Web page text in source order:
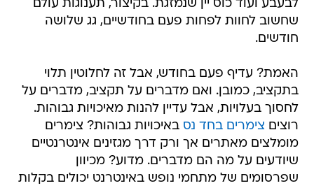
לבעבע ועוד כוס יין שנמזגת. בקיצור, תענוגות עולם
שחשוב לחוות לפחות פעם בחודשיים, גג שלושה
חודשים.
האמת? עדיף פעם בחודש, אבל זה לחלוטין תלוי
בתקציב, כמובן. ואם מדברים על תקציב, מדברים על
לחסוך בעלויות, אבל עדיין להנות מאיכויות גבוהות.
רוצים צימרים בחד נס באיכויות גבוהות? צימרים
מומלצים מאתרים אך ורק דרך מגזינים אינטרנטיים
שיודעים על מה הם מדברים. מדוע? מכיוון
שפרסומים של מתחמי נופש באינטרנט יכולים בקלות